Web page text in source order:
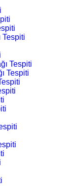
Tespiti
Tespiti
Tespiti